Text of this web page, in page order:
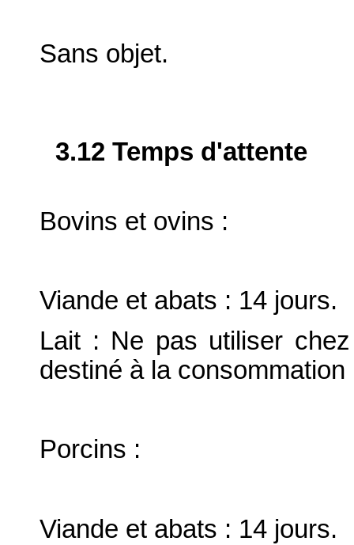
Sans objet.
3.12 Temps d'attente
Bovins et ovins :
Viande et abats : 14 jours.
Lait : Ne pas utiliser
destiné à la consommation
Porcins :
Viande et abats : 14 jours.